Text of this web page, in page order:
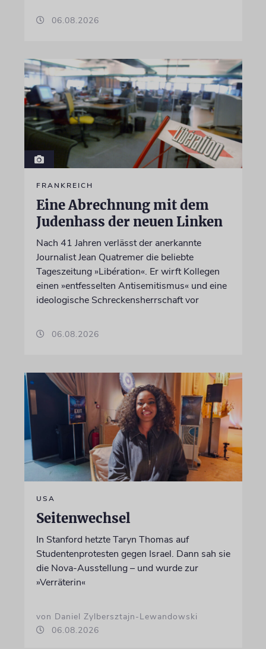
06.08.2026
FRANKREICH
Eine Abrechnung mit dem
Judenhass der neuen Linken
Nach 41 Jahren verlässt der anerkannte
Journalist Jean Quatremer die beliebte
Tageszeitung »Libération«. Er wirft Kollegen
einen »entfesselten Antisemitismus« und eine
ideologische Schreckensherrschaft vor
06.08.2026
USA
Seitenwechsel
In Stanford hetzte Taryn Thomas auf
Studentenprotesten gegen Israel. Dann sah sie
die Nova-Ausstellung – und wurde zur
»Verräterin«
von Daniel Zylbersztajn-Lewandowski
06.08.2026